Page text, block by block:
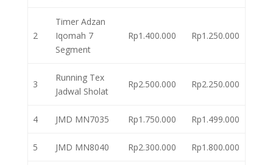
2
Timer Adzan
Iqomah 7
Segment
Rp1.400.000 Rp1.250.000
3
Running Tex
Jadwal Sholat
Rp2.500.000 Rp2.250.000
4 JMD MN7035 Rp1.750.000 Rp1.499.000
5 JMD MN8040 Rp2.300.000 Rp1.800.000